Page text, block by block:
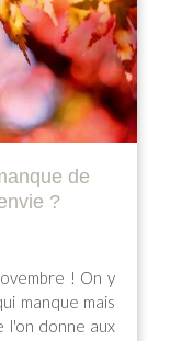
de
?
! On y
manque mais
l'on donne aux